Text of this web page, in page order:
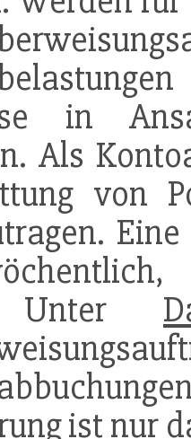
in
Als
von
Unter
ist nur